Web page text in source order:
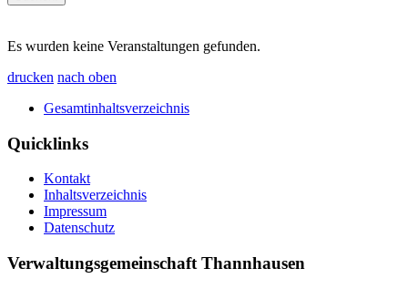
Es wurden keine Veranstaltungen gefunden.
drucken nach oben
Gesamtinhaltsverzeichnis
Quicklinks
Kontakt
Inhaltsverzeichnis
Impressum
Datenschutz
Verwaltungsgemeinschaft Thannhausen